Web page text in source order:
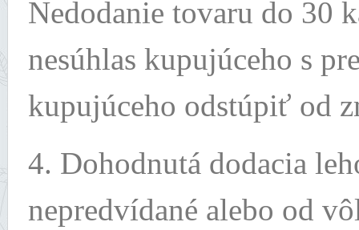
Nedodanie tovaru do 30
nesúhlas kupujúceho s
kupujúceho odstúpiť od
4. Dohodnutá dodacia
nepredvídané alebo od